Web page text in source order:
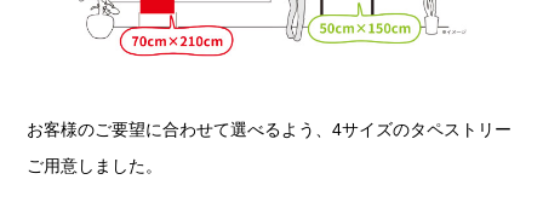
お客様のご要望に合わせて選べるよう、4サイズのタペストリー
ご用意しました。